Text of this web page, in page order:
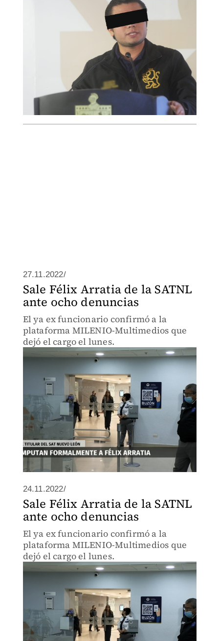
27.11.2022/
Sale Félix Arratia de la SATNL
ante ocho denuncias
El ya ex funcionario confirmó a la
plataforma MILENIO-Multimedios que
dejó el cargo el lunes.
24.11.2022/
Sale Félix Arratia de la SATNL
ante ocho denuncias
El ya ex funcionario confirmó a la
plataforma MILENIO-Multimedios que
dejó el cargo el lunes.